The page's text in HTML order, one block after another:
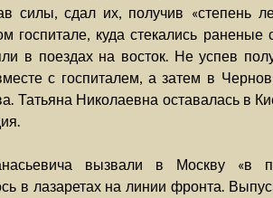
силы, сдал их, получив «степень
госпитале, куда стекались раненые
в поездах на восток. Не успев
с госпиталем, а затем в
Татьяна Николаевна оставалась в
вызвали в Москву «в
в лазаретах на линии фронта.